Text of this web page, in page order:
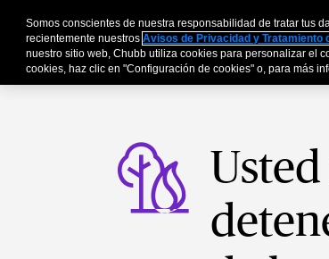
Somos conscientes de nuestra responsabilidad de tratar tus
recientemente nuestrosAvisos de Privacidad y Tratamiento
nuestro sitio web, Chubb utiliza cookies para personalizar el
cookies, haz clic en "Configuración de cookies" o, para más